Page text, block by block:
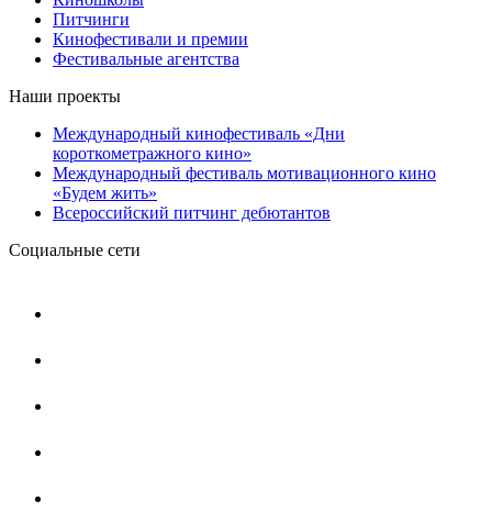
Питчинги
Кинофестивали и премии
Фестивальные агентства
Наши проекты
Международный кинофестиваль «Дни
короткометражного кино»
Международный фестиваль мотивационного кино
«Будем жить»
Всероссийский питчинг дебютантов
Социальные сети